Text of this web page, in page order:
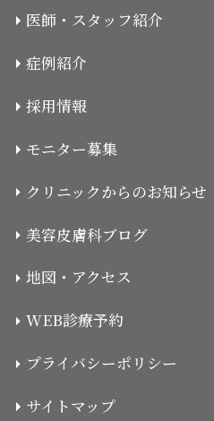
医師・スタッフ紹介
症例紹介
採用情報
モニター募集
クリニックからのお知らせ
美容皮膚科ブログ
地図・アクセス
WEB診療予約
プライバシーポリシー
サイトマップ